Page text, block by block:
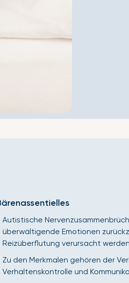
Autistische
überwältigende Emotionen
Reizüberflutung verursacht
Zu den Merkmalen gehören der
Verhaltenskontrolle und